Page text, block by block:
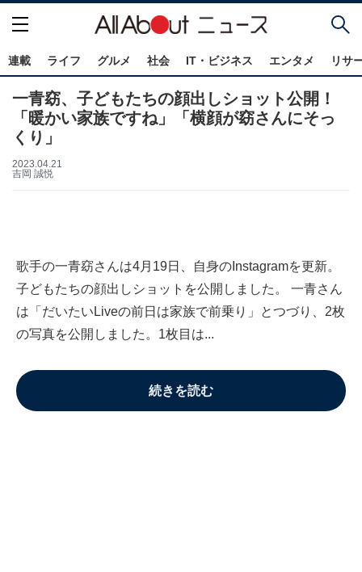
連載 ライフ グルメ 社会 IT・ビジネス エンタメ リサ
一青窈、子どもたちの顔出しショット公開！
「暖かい家族ですね」「横顔が窈さんにそっ
くり」
2023.04.21
吉岡 誠悦
歌手の一青窈さんは4月19日、自身のInstagramを更新。
子どもたちの顔出しショットを公開しました。 一青さん
は「だいたいLiveの前日は家族で前乗り」とつづり、2枚
の写真を公開しました。1枚目は...
続きを読む